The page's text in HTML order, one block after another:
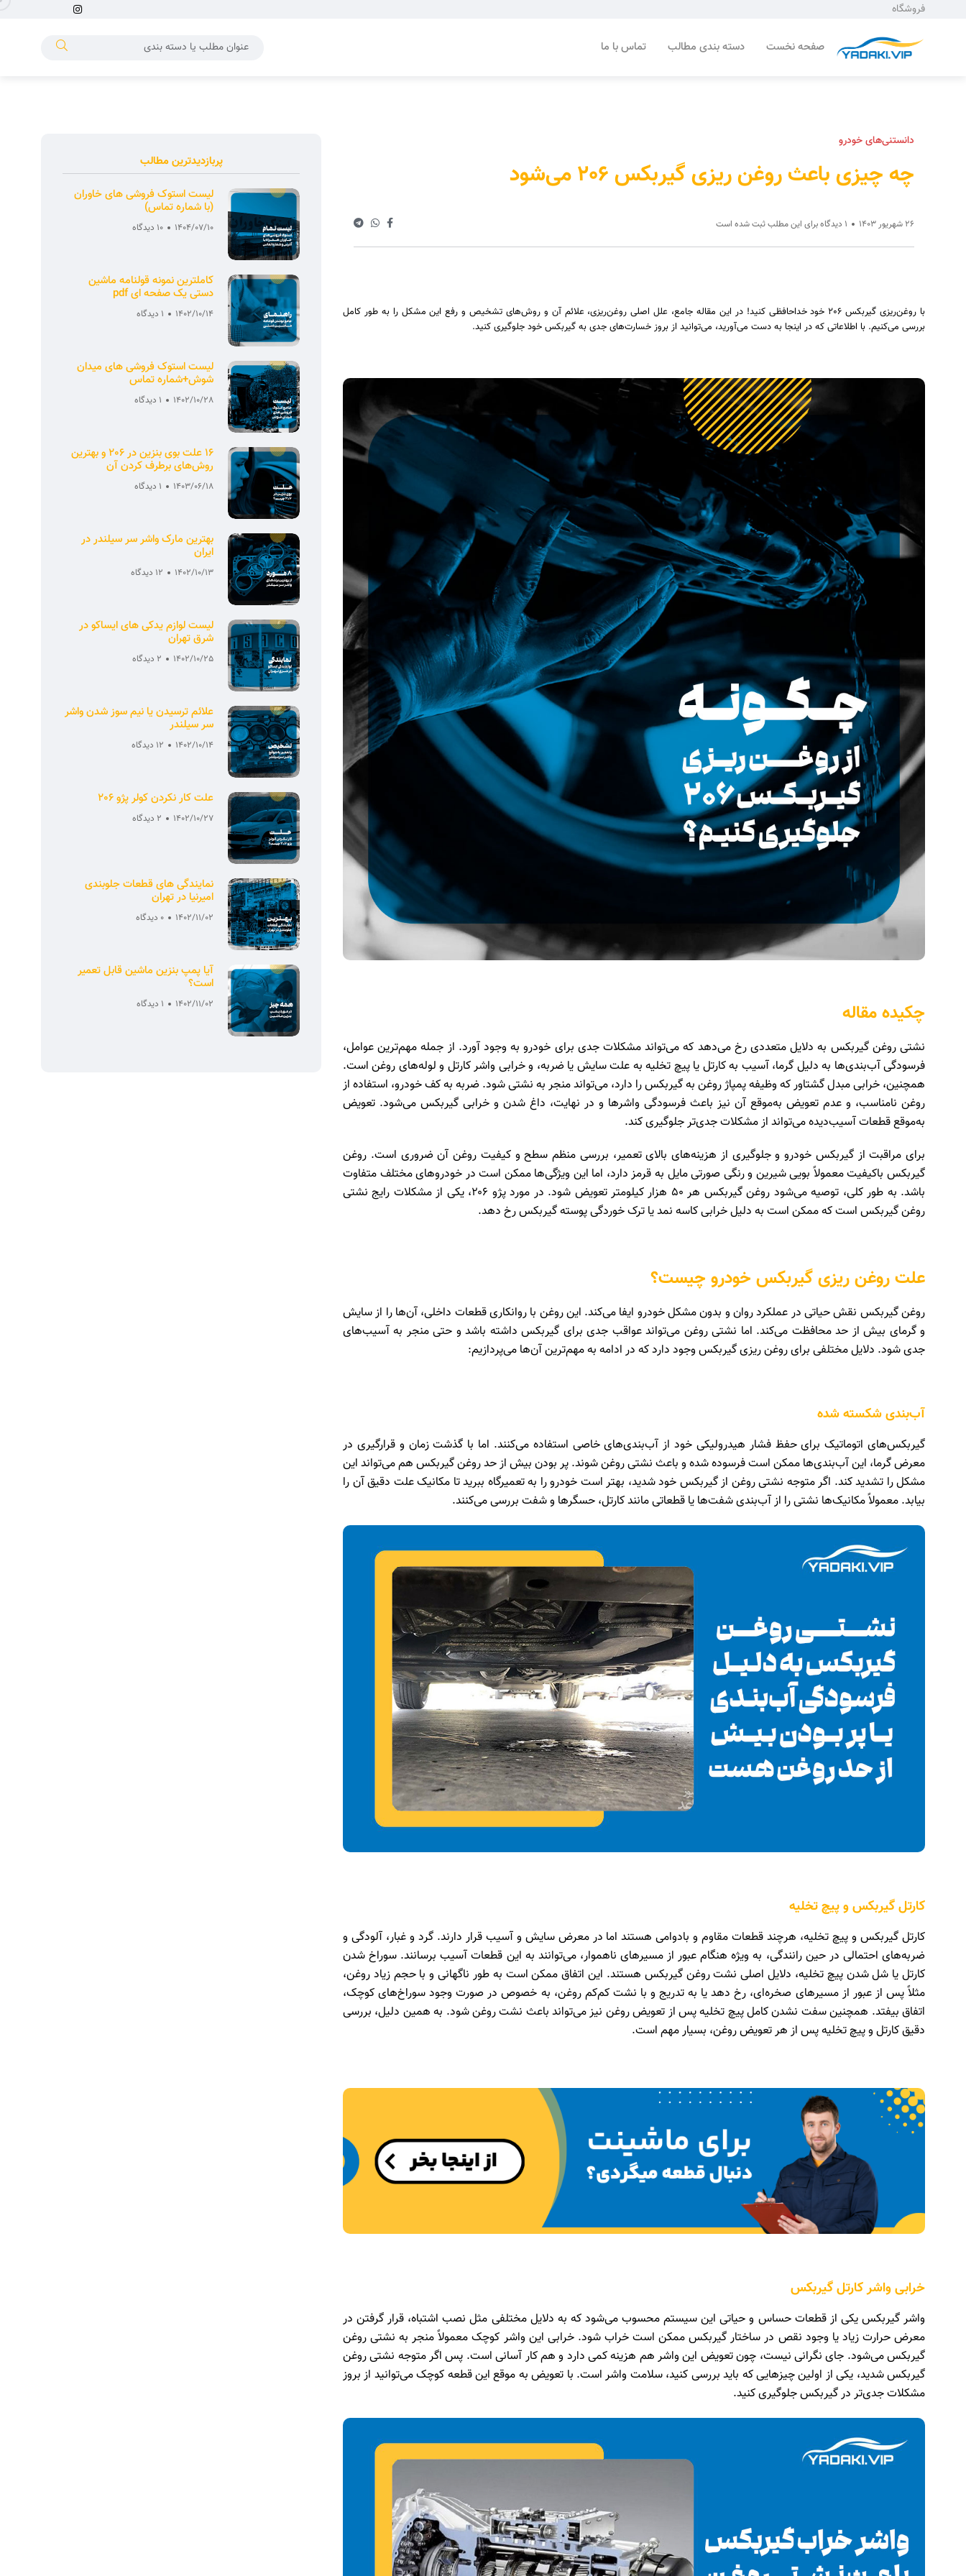
فروشگاه
صفحه نخست دسته بندی مطالب تماس با ما
دانستنی‌های خودرو
چه چیزی باعث روغن ریزی گیربکس 206 می‌شود
26 شهریور 1403 1 دیدگاه برای این مطلب ثبت شده است
با روغن‌ریزی گیربکس 206 خود خداحافظی کنید! در این مقاله جامع، علل اصلی روغن‌ریزی، علائم آن و روش‌های تشخیص و رفع این مشکل را به طور کامل
بررسی می‌کنیم. با اطلاعاتی که در اینجا به دست می‌آورید، می‌توانید از بروز خسارت‌های جدی به گیربکس خود جلوگیری کنید.
چکیده مقاله
نشتی روغن گیربکس به دلایل متعددی رخ می‌دهد که می‌تواند مشکلات جدی برای خودرو به وجود آورد. از جمله مهم‌ترین عوامل،
فرسودگی آب‌بندی‌ها به دلیل گرما، آسیب به کارتل یا پیچ تخلیه به علت سایش یا ضربه، و خرابی واشر کارتل و لوله‌های روغن است.
همچنین، خرابی مبدل گشتاور که وظیفه پمپاژ روغن به گیربکس را دارد، می‌تواند منجر به نشتی شود. ضربه به کف خودرو، استفاده از
روغن نامناسب، و عدم تعویض به‌موقع آن نیز باعث فرسودگی واشرها و در نهایت، داغ شدن و خرابی گیربکس می‌شود. تعویض
به‌موقع قطعات آسیب‌دیده می‌تواند از مشکلات جدی‌تر جلوگیری کند.
برای مراقبت از گیربکس خودرو و جلوگیری از هزینه‌های بالای تعمیر، بررسی منظم سطح و کیفیت روغن آن ضروری است. روغن
گیربکس باکیفیت معمولاً بویی شیرین و رنگی صورتی مایل به قرمز دارد، اما این ویژگی‌ها ممکن است در خودروهای مختلف متفاوت
باشد. به طور کلی، توصیه می‌شود روغن گیربکس هر ۵۰ هزار کیلومتر تعویض شود. در مورد پژو ۲۰۶، یکی از مشکلات رایج نشتی
روغن گیربکس است که ممکن است به دلیل خرابی کاسه نمد یا ترک خوردگی پوسته گیربکس رخ دهد.
علت روغن ریزی گیربکس خودرو چیست؟
روغن گیربکس نقش حیاتی در عملکرد روان و بدون مشکل خودرو ایفا می‌کند. این روغن با روانکاری قطعات داخلی، آن‌ها را از سایش
و گرمای بیش از حد محافظت می‌کند. اما نشتی روغن می‌تواند عواقب جدی برای گیربکس داشته باشد و حتی منجر به آسیب‌های
جدی شود. دلایل مختلفی برای روغن ریزی گیربکس وجود دارد که در ادامه به مهم‌ترین آن‌ها می‌پردازیم:
آب‌بندی شکسته شده
گیربکس‌های اتوماتیک برای حفظ فشار هیدرولیکی خود از آب‌بندی‌های خاصی استفاده می‌کنند. اما با گذشت زمان و قرارگیری در
معرض گرما، این آب‌بندی‌ها ممکن است فرسوده شده و باعث نشتی روغن شوند. پر بودن بیش از حد روغن گیربکس هم می‌تواند این
مشکل را تشدید کند. اگر متوجه نشتی روغن از گیربکس خود شدید، بهتر است خودرو را به تعمیرگاه ببرید تا مکانیک علت دقیق آن را
بیابد. معمولاً مکانیک‌ها نشتی را از آب‌بندی شفت‌ها یا قطعاتی مانند کارتل، حسگرها و شفت بررسی می‌کنند.
کارتل گیربکس و پیچ تخلیه
کارتل گیربکس و پیچ تخلیه، هرچند قطعات مقاوم و بادوامی هستند اما در معرض سایش و آسیب قرار دارند. گرد و غبار، آلودگی و
ضربه‌های احتمالی در حین رانندگی، به ویژه هنگام عبور از مسیرهای ناهموار، می‌توانند به این قطعات آسیب برسانند. سوراخ شدن
کارتل یا شل شدن پیچ تخلیه، دلایل اصلی نشت روغن گیربکس هستند. این اتفاق ممکن است به طور ناگهانی و با حجم زیاد روغن،
مثلاً پس از عبور از مسیرهای صخره‌ای، رخ دهد یا به تدریج و با نشت کم‌کم روغن، به خصوص در صورت وجود سوراخ‌های کوچک،
اتفاق بیفتد. همچنین سفت نشدن کامل پیچ تخلیه پس از تعویض روغن نیز می‌تواند باعث نشت روغن شود. به همین دلیل، بررسی
دقیق کارتل و پیچ تخلیه پس از هر تعویض روغن، بسیار مهم است.
خرابی واشر کارتل گیربکس
واشر گیربکس یکی از قطعات حساس و حیاتی این سیستم محسوب می‌شود که به دلایل مختلفی مثل نصب اشتباه، قرار گرفتن در
معرض حرارت زیاد یا وجود نقص در ساختار گیربکس ممکن است خراب شود. خرابی این واشر کوچک معمولاً منجر به نشتی روغن
گیربکس می‌شود. جای نگرانی نیست، چون تعویض این واشر هم هزینه کمی دارد و هم کار آسانی است. پس اگر متوجه نشتی روغن
گیربکس شدید، یکی از اولین چیزهایی که باید بررسی کنید، سلامت واشر است. با تعویض به موقع این قطعه کوچک می‌توانید از بروز
مشکلات جدی‌تر در گیربکس جلوگیری کنید.
پربازدیدترین مطالب
لیست استوک فروشی های خاوران
(با شماره تماس)
1404/07/10 10 دیدگاه
کاملترین نمونه قولنامه ماشین
دستی یک صفحه ای pdf
1402/10/14 1 دیدگاه
لیست استوک فروشی های میدان
شوش+شماره تماس
1402/10/28 1 دیدگاه
16 علت بوی بنزین در 206 و بهترین
روش‌های برطرف کردن آن
1403/06/18 1 دیدگاه
بهترین مارک واشر سر سیلندر در
ایران
1402/10/13 12 دیدگاه
لیست لوازم یدکی های ایساکو در
شرق تهران
1402/10/25 2 دیدگاه
علائم ترسیدن یا نیم سوز شدن واشر
سر سیلندر
1402/10/14 12 دیدگاه
علت کار نکردن کولر پژو 206
1402/10/27 2 دیدگاه
نمایندگی های قطعات جلوبندی
امیرنیا در تهران
1402/11/02 0 دیدگاه
آیا پمپ بنزین ماشین قابل تعمیر
است؟
1402/11/02 1 دیدگاه